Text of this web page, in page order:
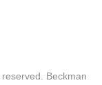
Beckman